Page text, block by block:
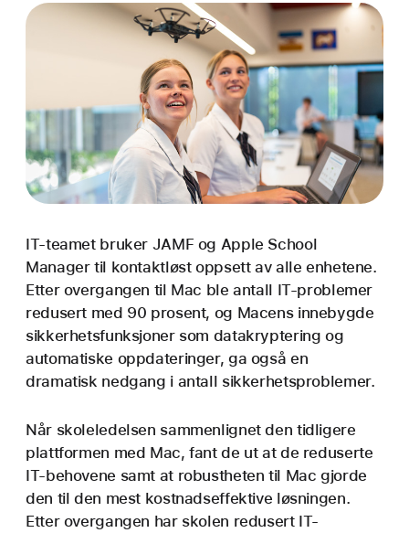
IT-teamet bruker JAMF og Apple School
Manager til kontaktløst oppsett av alle enhetene.
Etter overgangen til Mac ble antall IT-problemer
redusert med 90 prosent, og Macens innebygde
sikkerhets­funksjoner som datakryptering og
automatiske oppdateringer, ga også en
dramatisk nedgang i antall sikkerhets­problemer.
Når skoleledelsen sammenlignet den tidligere
plattformen med Mac, fant de ut at de reduserte
IT-behovene samt at robustheten til Mac gjorde
den til den mest kostnadseffektive løsningen.
Etter overgangen har skolen redusert IT-